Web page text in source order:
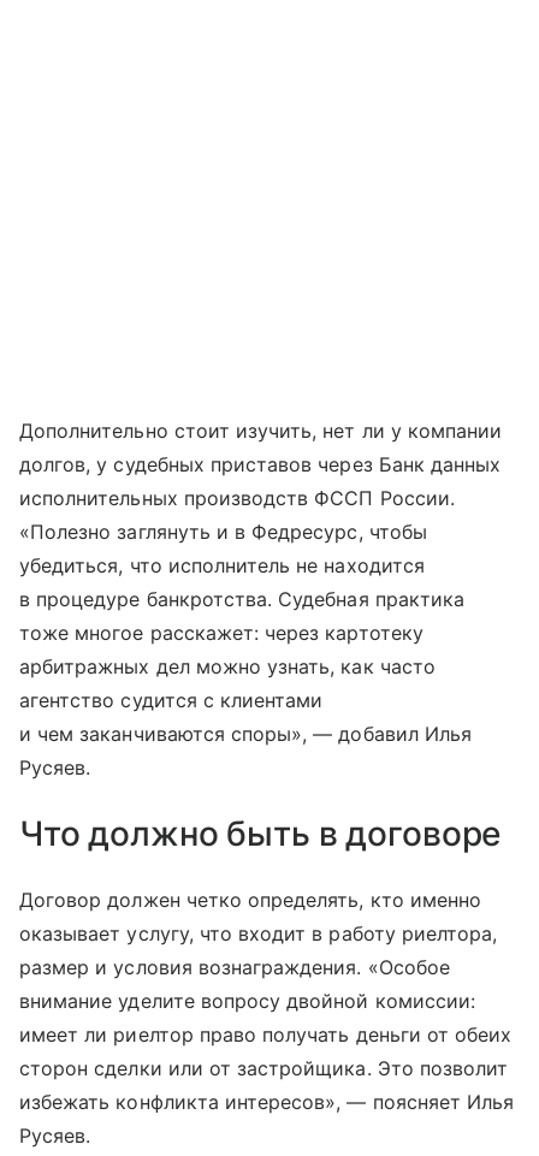
Дополнительно стоит изучить, нет ли у компании
долгов, у судебных приставов через Банк данных
исполнительных производств ФССП России.
«Полезно заглянуть и в Федресурс, чтобы
убедиться, что исполнитель не находится
в процедуре банкротства. Судебная практика
тоже многое расскажет: через картотеку
арбитражных дел можно узнать, как часто
агентство судится с клиентами
и чем заканчиваются споры», — добавил Илья
Русяев.
Что должно быть в договоре
Договор должен четко определять, кто именно
оказывает услугу, что входит в работу риелтора,
размер и условия вознаграждения. «Особое
внимание уделите вопросу двойной комиссии:
имеет ли риелтор право получать деньги от обеих
сторон сделки или от застройщика. Это позволит
избежать конфликта интересов», — поясняет Илья
Русяев.